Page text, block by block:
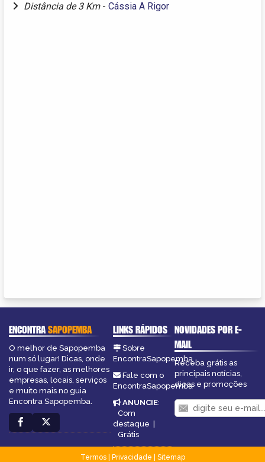
Distância de 3 Km - Cássia A Rigor
ENCONTRASAPOPEMBA
O melhor de Sapopemba
num só lugar! Dicas, onde
ir, o que fazer, as melhores
empresas, locais, serviços
e muito mais no guia
Encontra Sapopemba.
LINKS RÁPIDOS
Sobre
EncontraSapopemba
Fale com o
EncontraSapopemba
ANUNCIE:
Com
destaque
Grátis
NOVIDADES POR E-
MAIL
Receba grátis as
principais notícias,
dicas e promoções
Termos| Privacidade
Sitemap